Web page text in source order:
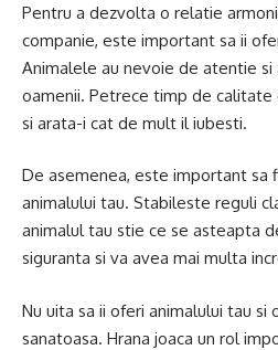
Pentru a dezvolta o relatie
companie, este important sa ii
Animalele au nevoie de atentie si
oamenii. Petrece timp de calitate
si arata-i cat de mult il iubesti.
De asemenea, este important sa
animalului tau. Stabileste reguli
animalul tau stie ce se asteapta
siguranta si va avea mai multa
Nu uita sa ii oferi animalului tau si
sanatoasa. Hrana joaca un rol